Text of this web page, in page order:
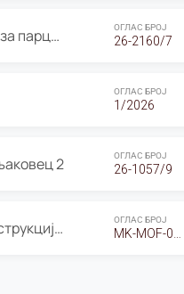
ОГЛАС за Јавно излагање на Проектна програма со план за парцелација за Урбанистички проект со план за парцелација за спојување на ГП 20.12 и ГП 20.37 од Изменување и дополнување на Детален урбанистички план Буњаковец 2, Општина Центар – Скопје ОГЛАС БРОЈ
26-2160/7
ОГЛАС БРОЈ
1/2026
2 ОГЛАС БРОЈ
26-1057/9
Оглас за Барање понуди за “Енергетски ефикасна реконструкција на објектот ООУ „Св. Кирил и Методиј" ОГЛАС БРОЈ